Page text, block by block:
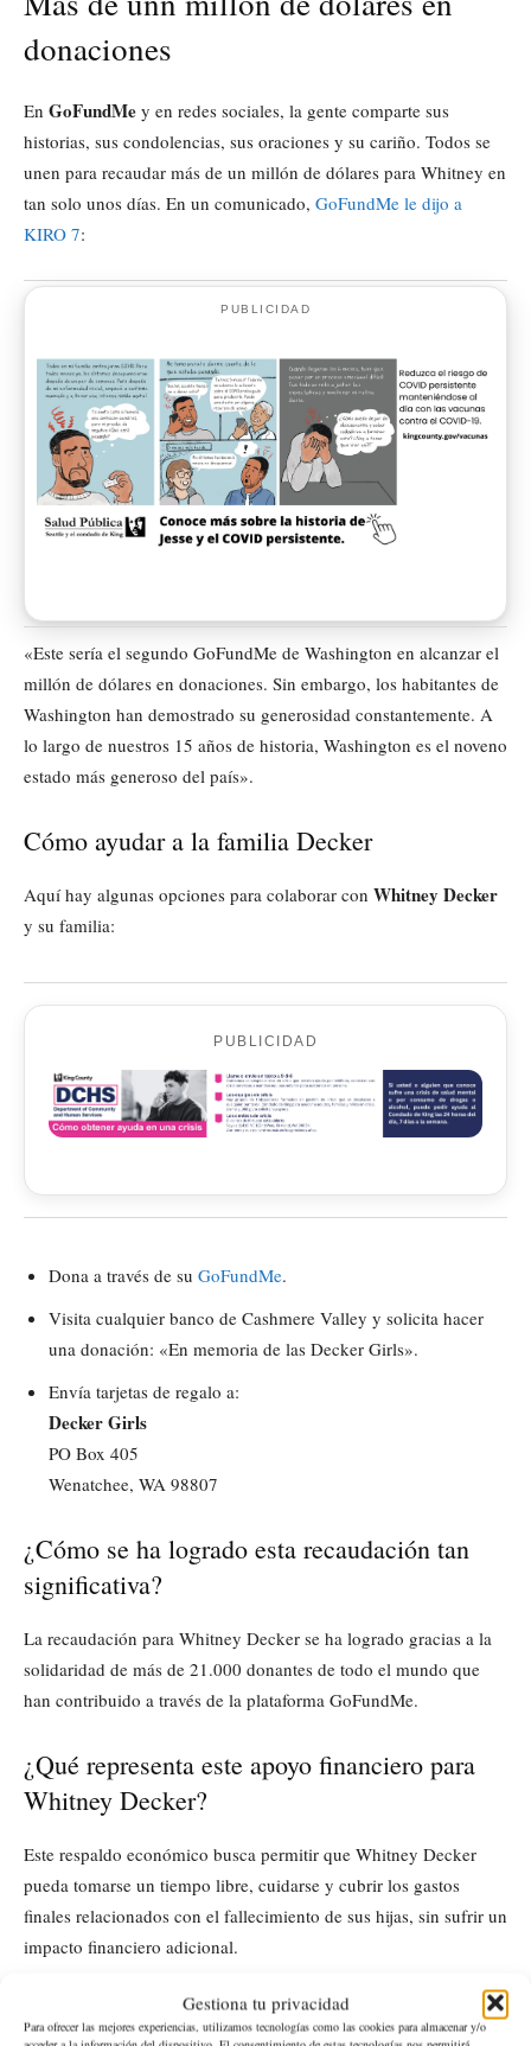
Gestiona tu privacidad
Para ofrecer las mejores experiencias, utilizamos tecnologías como las cookies para almacenar y/o
donaciones
En GoFundMe y en redes sociales, la gente comparte sus
historias, sus condolencias, sus oraciones y su cariño. Todos se
unen para recaudar más de un millón de dólares para Whitney en
tan solo unos días. En un comunicado, GoFundMe le dijo a
KIRO 7:
PUBLICIDAD
«Este sería el segundo GoFundMe de Washington en alcanzar el
millón de dólares en donaciones. Sin embargo, los habitantes de
Washington han demostrado su generosidad constantemente. A
lo largo de nuestros 15 años de historia, Washington es el noveno
estado más generoso del país».
Cómo ayudar a la familia Decker
Aquí hay algunas opciones para colaborar con Whitney Decker
y su familia:
PUBLICIDAD
Dona a través de su GoFundMe.
Visita cualquier banco de Cashmere Valley y solicita hacer
una donación: «En memoria de las Decker Girls».
Envía tarjetas de regalo a:
Decker Girls
PO Box 405
Wenatchee, WA 98807
¿Cómo se ha logrado esta recaudación tan
significativa?
La recaudación para Whitney Decker se ha logrado gracias a la
solidaridad de más de 21.000 donantes de todo el mundo que
han contribuido a través de la plataforma GoFundMe.
¿Qué representa este apoyo financiero para
Whitney Decker?
Este respaldo económico busca permitir que Whitney Decker
pueda tomarse un tiempo libre, cuidarse y cubrir los gastos
finales relacionados con el fallecimiento de sus hijas, sin sufrir un
impacto financiero adicional.
¿Existen otras formas de apoyar a la familia